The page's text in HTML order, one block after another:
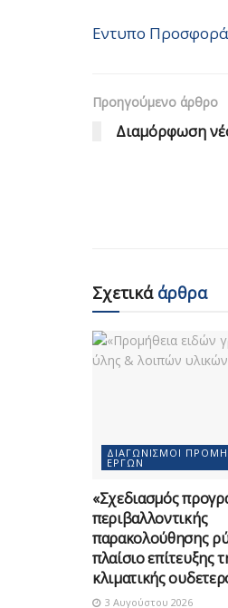
Εντυπο
Προηγούμενο άρθρο
Διαμόρφωση
Σχετικάάρθρα
ΔΙΑΓΩΝΙΣΜΟΊ
ΈΡΓΩΝ
«Σχεδιασμός
περιβαλλοντικής
παρακολούθησης
πλαίσιο επίτευξης
κλιματικής
3 Αυγούστου 2026